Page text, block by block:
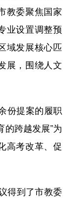
教委聚焦国家
业设置调整预
域发展核心匹
展，围绕人文
提案的履职
的跨越发展”为
高考改革、促
得到了市教委